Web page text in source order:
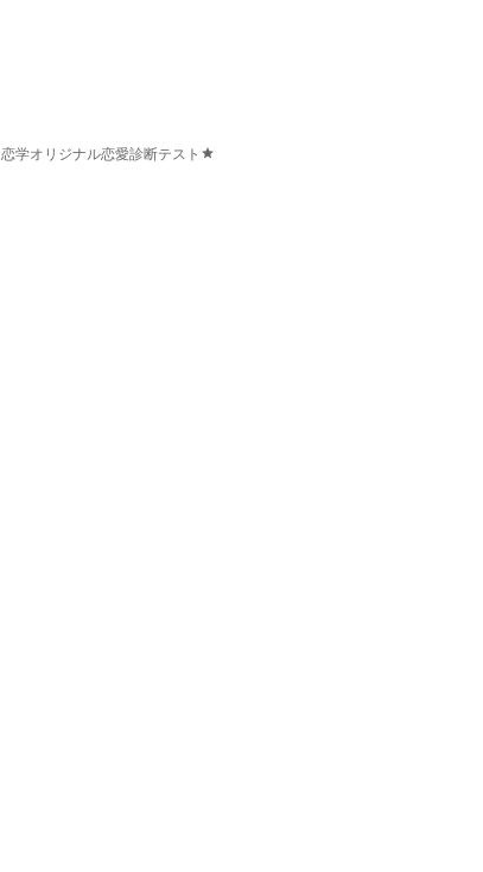
恋学オリジナル恋愛診断テスト